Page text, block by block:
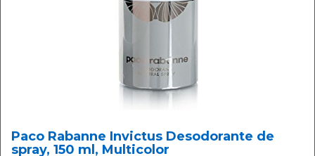
Paco Rabanne Invictus Desodorante de
spray, 150 ml, Multicolor